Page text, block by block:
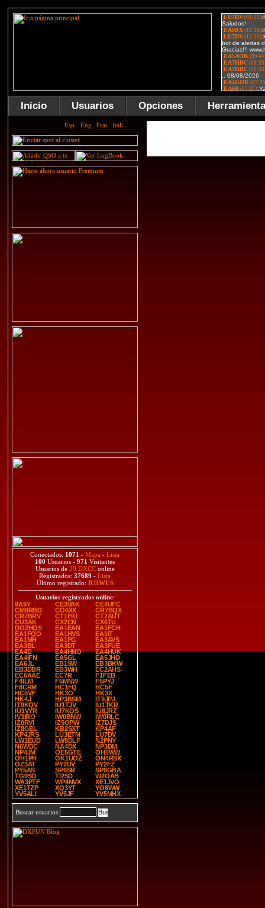
Inicio Usuarios Opciones
Conectados: 1071 - Mapa - Lista
100 Usuarios - 971 Visitantes
Usuarios de 29 DXCConline
Registrados: 37689 - Lista
Último registrado: IU3WUS
Usuarios registrados online:
9A9Y
CE3VAK
CE4UFC
CM8RBD
CO6XX
CR7BQX
CR7BRV
CT1FIU
CT7AUT
CU3AK
CX2CN
CX6TU
DO2HQS
EA1EAN
EA1FCH
EA1FQO
EA1HVS
EA1IT
EA1MH
EA1PG
EA3AVS
EA3BL
EA3DT
EA3FUE
EA4D
EA4HNO
EA4HUK
EA4IFN
EA5GL
EA5JHD
EA6JL
EB1SW
EB3BKW
EB3DBR
EB3WH
EC2AHS
EC6AAE
EC7R
F1FEB
F4ILM
F5MNW
F5PYJ
F8CRM
HC1FQ
HC5F
HC5VF
HK3O
HK3X
HK4J
HP3BSM
IT9JPJ
IT9KQV
IU1TJV
IU1TKR
IU1VYR
IU7KQS
IU8JRZ
IV3IRO
IW0BNW
IW0RLC
IZ0RVI
IZ5OPW
IZ7DJS
IZ8GEL
KB2SXT
KP4AF
KP4JRS
LU3ETM
LU7DV
LW1EUD
LW8DLF
N2PNY
N6WDC
NA4DX
NP3DM
NP4JM
OE5GTE
OH0WW
OH1PH
OK1UOZ
ON4RSX
OZ3AT
PY2DV
PY2FZ
PY5AS
SP6SR
SP9GBA
TG9SO
TI2SD
W2OAB
WA3PTF
WP4NVX
XE1JVO
XE1TZP
XQ3YT
YO8WW
YV5ALI
YV5JF YV5MHX
Buscar usuarios